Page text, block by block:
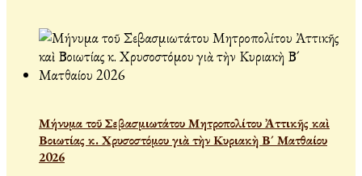
Μήνυμα τοῦ Σεβασμιωτάτου Μητροπολίτου Ἀττικῆς καὶ
Βοιωτίας κ. Χρυσοστόμου γιὰ τὴν Κυριακὴ Β´ Ματθαίου
2026